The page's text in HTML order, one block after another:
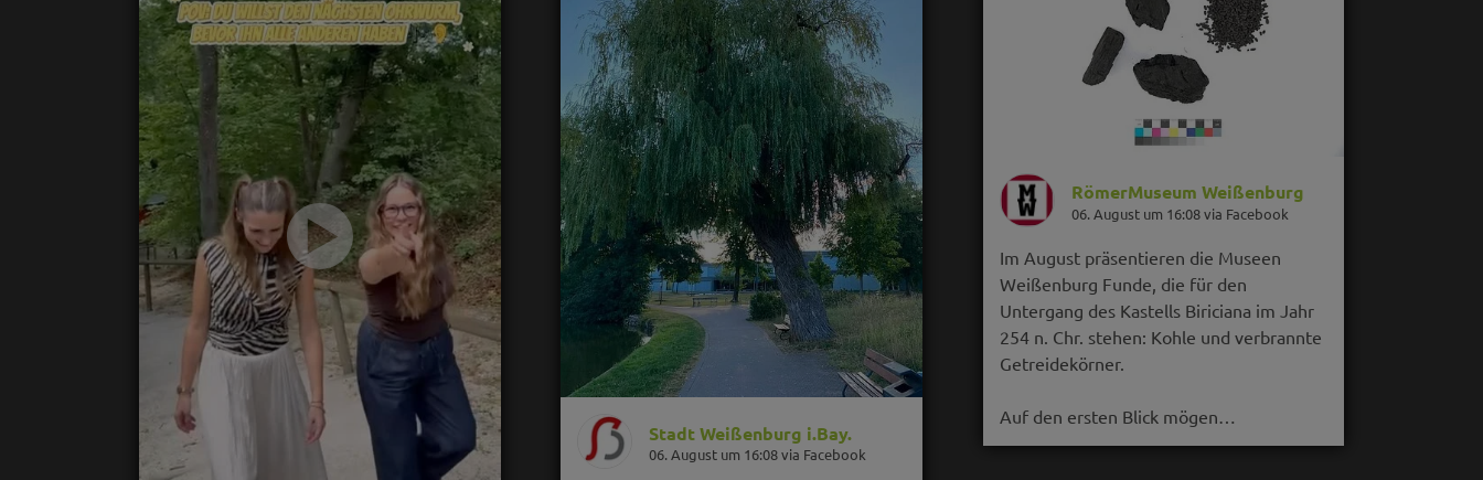
Stadt Weißenburg i.Bay.
06. August um 16:08 via Facebook
RömerMuseum Weißenburg
06. August um 16:08 via Facebook
Im August präsentieren die Museen
Weißenburg Funde, die für den
Untergang des Kastells Biriciana im Jahr
254 n. Chr. stehen: Kohle und verbrannte
Getreidekörner.
Auf den ersten Blick mögen…